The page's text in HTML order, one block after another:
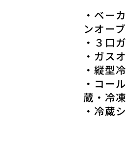
・ベー
ンオー
・３口
・ガス
・縦型
・コー
蔵・冷凍
・冷蔵